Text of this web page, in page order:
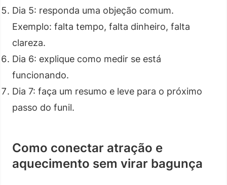
Dia 5: responda uma objeção comum.
Exemplo: falta tempo, falta dinheiro, falta
clareza.
Dia 6: explique como medir se está
funcionando.
Dia 7: faça um resumo e leve para o próximo
passo do funil.
Como conectar atração e
aquecimento sem virar bagunça